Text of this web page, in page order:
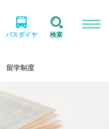
バスダイヤ 検索
留学制度